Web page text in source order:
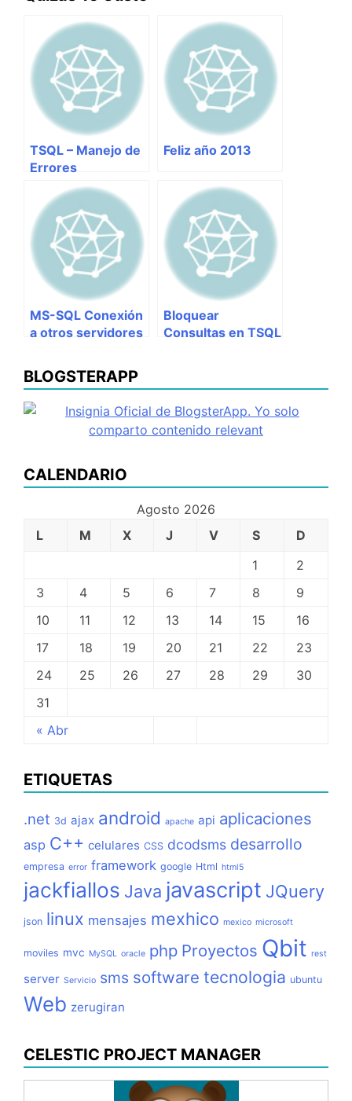
TSQL – Manejo de
Errores
Feliz año 2013
MS-SQL Conexión
a otros servidores
Server
Bloquear
Consultas en TSQL
BLOGSTERAPP
CALENDARIO
Agosto 2026
L
M X J V S D
« Abr
1
2
3
4 5 6 7 8
9
10
11 12 13 14 15
16
17
18 19 20 21 22
23
24
25 26 27 28 29
30
31
ETIQUETAS
.net 3d ajax android apache api aplicaciones
asp C++ celulares CSS dcodsms desarrollo
empresa error framework google Html html5
jackfiallos Java javascript JQuery
json linux mensajes mexhico mexico microsoft
moviles mvc MySQL oracle php Proyectos Qbit rest
server Servicio sms software tecnologia ubuntu
Web zerugiran
CELESTIC PROJECT MANAGER